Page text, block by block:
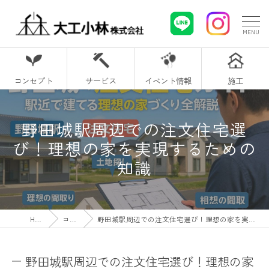
コンセプト サービス イベント情報 施工
野田城駅周辺での注文住宅選
び！理想の家を実現するための
知識
コラム 野田城駅周辺での注文住宅選び！理想の家を実現するための知識
野田城駅周辺での注文住宅選び！理想の家